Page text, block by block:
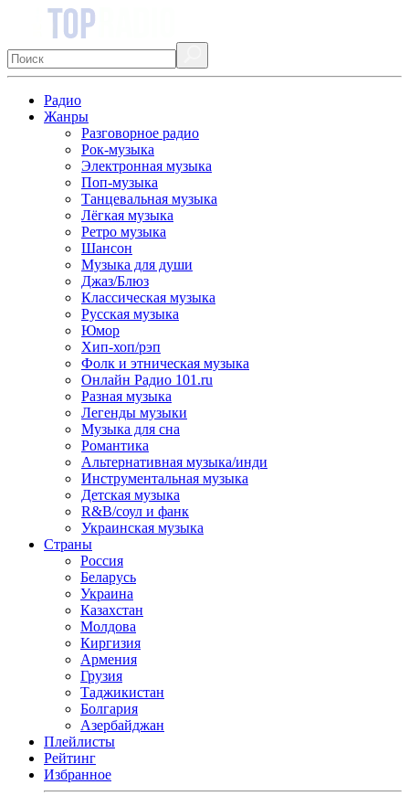
Радио
Жанры
Разговорное радио
Рок-музыка
Электронная музыка
Поп-музыка
Танцевальная музыка
Лёгкая музыка
Ретро музыка
Шансон
Музыка для души
Джаз/Блюз
Классическая музыка
Русская музыка
Юмор
Хип-хоп/рэп
Фолк и этническая музыка
Онлайн Радио 101.ru
Разная музыка
Легенды музыки
Музыка для сна
Романтика
Альтернативная музыка/инди
Инструментальная музыка
Детская музыка
R&B/cоул и фанк
Украинская музыка
Страны
Россия
Беларусь
Украина
Казахстан
Молдова
Киргизия
Армения
Грузия
Таджикистан
Болгария
Азербайджан
Плейлисты
Рейтинг
Избранное